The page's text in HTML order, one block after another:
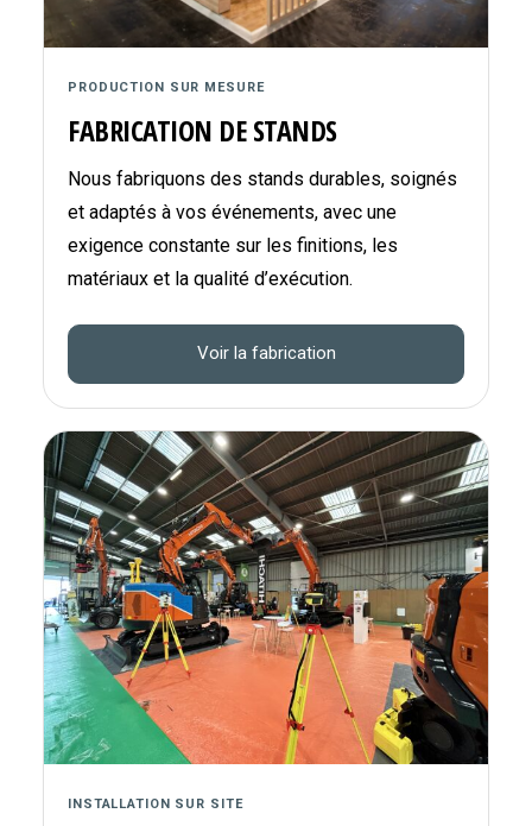
PRODUCTION SUR MESURE
FABRICATION DE STANDS
Nous fabriquons des stands durables, soignés
et adaptés à vos événements, avec une
exigence constante sur les finitions, les
matériaux et la qualité d’exécution.
Voir la fabrication
INSTALLATION SUR SITE